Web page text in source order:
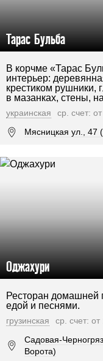
Тарас Бульба
В корчме «Тарас
интерьер:
крестиком рушники,
в мазанках, стены,
украинская
ср. счет:
Мясницкая ул., 47 (
Оджахури
Ресторан домашней
едой и песнями.
грузинская
ср. счет:
Садовая-
Ворота)